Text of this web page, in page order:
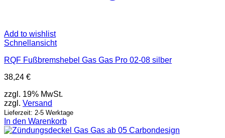
Add to wishlist
Schnellansicht
RQF Fußbremshebel Gas Gas Pro 02-08 silber
38,24 €
zzgl. 19% MwSt.
zzgl. Versand
Lieferzeit: 2-5 Werktage
In den Warenkorb